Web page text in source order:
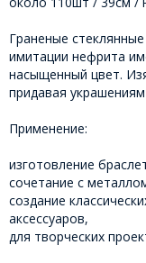
Граненые
имитации нефрита
насыщенный цвет.
придавая
Применение:
изготовление
сочетание с
создание
аксессуаров,
для творческих